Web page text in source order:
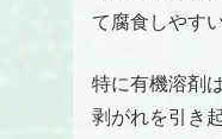
て腐食しやす
特に有機溶剤
剥がれを引き